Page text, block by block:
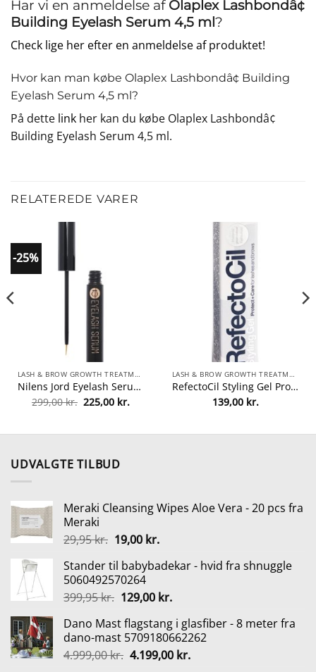
Har vi en anmeldelse af Olaplex Lashbondâ¢
Building Eyelash Serum 4,5 ml?
Check lige her efter en anmeldelse af produktet!
Hvor kan man købe Olaplex Lashbondâ¢ Building
Eyelash Serum 4,5 ml?
På dette link her kan du købe Olaplex Lashbondâ¢
Building Eyelash Serum 4,5 ml.
RELATEREDE VARER
-25%
LASH & BROW GROWTH TREATMENTS
Nilens Jord Eyelash Serum 5 ml – No. 810 fra Nilens Jord
299,00kr. Den
oprindelige
299,00 kr..
225,00 kr.Den
225,00 kr..
LASH & BROW GROWTH TREATMENTS
RefectoCil Styling Gel Protect + Care 9 ml fra Refectocil
139,00 kr.
kr..
UDVALGTE TILBUD
Meraki Cleansing Wipes Aloe Vera - 20 pcs fra
Meraki
29,95kr. Den
pris
var:
29,95 kr..
19,00 kr.Den
pris
19,00 kr..
Stander til babybadekar - hvid fra shnuggle
5060492570264
399,95kr. Den
pris
var:
399,95 kr..
129,00 kr.Den
pris
er:
129,00 kr..
Dano Mast flagstang i glasfiber - 8 meter fra
dano-mast 5709180662262
4.999,00kr. Den
4.199,00 kr.Den